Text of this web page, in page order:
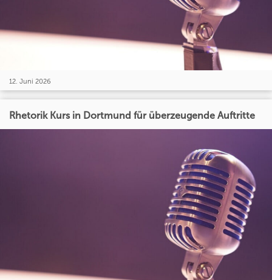
12. Juni 2026
Rhetorik Kurs in Dortmund für überzeugende Auftritte